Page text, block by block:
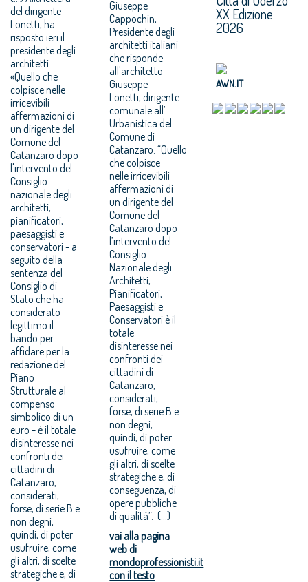
del dirigente
Lonetti, ha
risposto ieri il
presidente degli
architetti:
«Quello che
colpisce nelle
irricevibili
affermazioni di
un dirigente del
Comune del
Catanzaro dopo
l'intervento del
Consiglio
nazionale degli
architetti,
pianificatori,
paesaggisti e
conservatori - a
seguito della
sentenza del
Consiglio di
Stato che ha
considerato
legittimo il
bando per
affidare per la
redazione del
Piano
Strutturale al
compenso
simbolico di un
euro - è il totale
disinteresse nei
confronti dei
cittadini di
Catanzaro,
considerati,
forse, di serie B e
non degni,
quindi, di poter
usufruire, come
gli altri, di scelte
strategiche e, di
Giuseppe
Cappochin,
Presidente degli
architetti italiani
che risponde
all'architetto
Giuseppe
Lonetti, dirigente
comunale all’
Urbanistica del
Comune di
Catanzaro. “Quello
che colpisce
nelle irricevibili
affermazioni di
un dirigente del
Comune del
Catanzaro dopo
l’intervento del
Consiglio
Nazionale degli
Architetti,
Pianificatori,
Paesaggisti e
Conservatori è il
totale
disinteresse nei
confronti dei
cittadini di
Catanzaro,
considerati,
forse, di serie B e
non degni,
quindi, di poter
usufruire, come
gli altri, di scelte
strategiche e, di
conseguenza, di
opere pubbliche
di qualità”. (...)
vai alla pagina
web di
mondoprofessionisti.it
con il testo
XX Edizione
2026
AWN.IT